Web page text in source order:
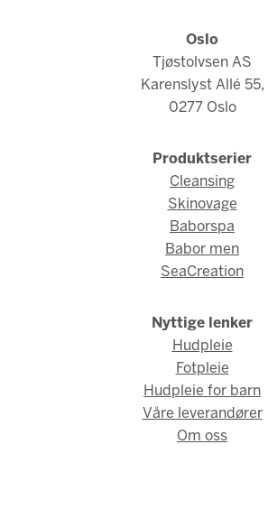
Oslo
Tjøstolvsen AS
Karenslyst Allé 55,
0277 Oslo
Produktserier
Cleansing
Skinovage
Baborspa
Babor men
SeaCreation
Nyttige lenker
Hudpleie
Fotpleie
Hudpleie for barn
Våre leverandører
Om oss